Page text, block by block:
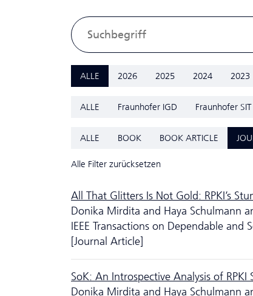
ALLE 2026 2025 2024 2023
ALLE Fraunhofer IGD Fraunhofer SIT
ALLE BOOK BOOK ARTICLE
Alle Filter zurücksetzen
All That Glitters Is Not Gold: RPKI’s
Donika Mirdita and Haya Schulmann
IEEE Transactions on Dependable
[Journal Article]
SoK: An Introspective Analysis of RPKI
Donika Mirdita and Haya Schulmann